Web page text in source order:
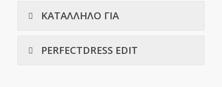
ΚΑΤΑΛΛΗΛΟ ΓΙΑ
PERFECTDRESS EDIT